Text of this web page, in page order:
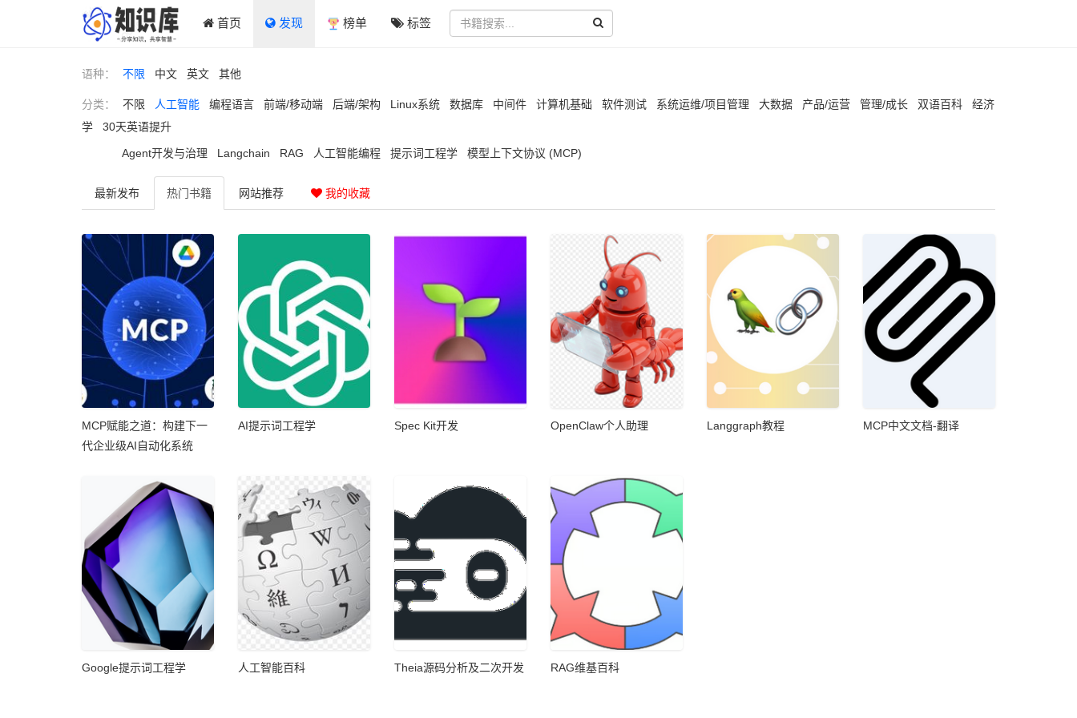
首页 发现 榜单 标签
语种： 不限 中文 英文 其他
分类： 不限 人工智能 编程语言 前端/移动端 后端/架构 Linux系统 数据库 中间件 计算机基础 软件测试 系统运维/项目管理 大数据 产品/运营 管理/成长 双语百科
经济
学
30天英语提升
Agent开发与治理 Langchain RAG 人工智能编程 提示词工程学 模型上下文协议 (MCP)
最新发布 热门书籍 网站推荐 我的收藏
MCP赋能之道：构建下一
代企业级AI自动化系统
AI提示词工程学 Spec Kit开发 OpenClaw个人助理 Langgraph教程 MCP中文文档-翻译
Google提示词工程学 人工智能百科 Theia源码分析及二次开发 RAG维基百科